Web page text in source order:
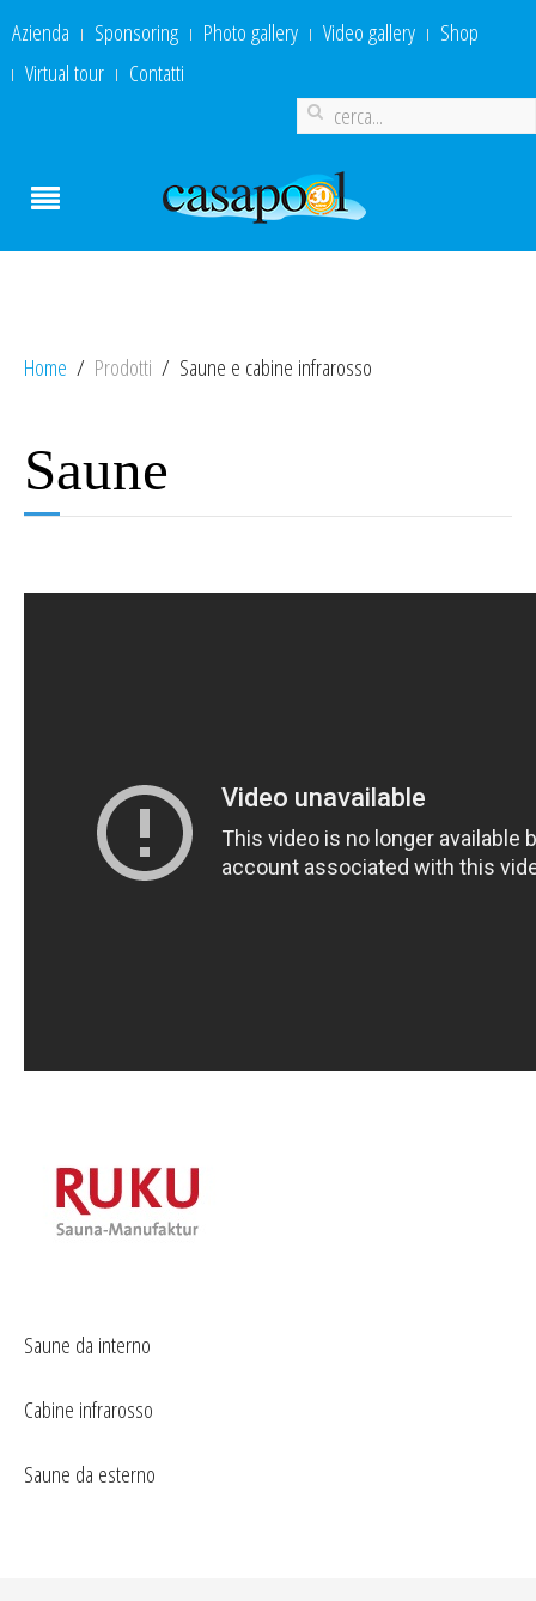
Azienda Sponsoring Photo gallery Video gallery
Shop
Virtual tour
Contatti
Home Prodotti Saune e cabine infrarosso
Saune
Saune da interno
Cabine infrarosso
Saune da esterno